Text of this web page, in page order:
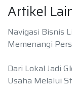
Artikel
Navigasi Bisnis
Memenangi
Dari Lokal Jadi
Usaha Melalui